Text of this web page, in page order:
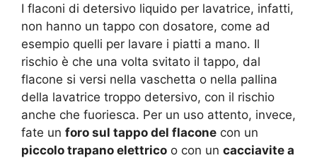
I flaconi di detersivo liquido per lavatrice, infatti,
non hanno un tappo con dosatore, come ad
esempio quelli per lavare i piatti a mano. Il
rischio è che una volta svitato il tappo, dal
flacone si versi nella vaschetta o nella pallina
della lavatrice troppo detersivo, con il rischio
anche che fuoriesca. Per un uso attento, invece,
fate un foro sul tappo del flacone con un
piccolo trapano elettrico o con un cacciavite a